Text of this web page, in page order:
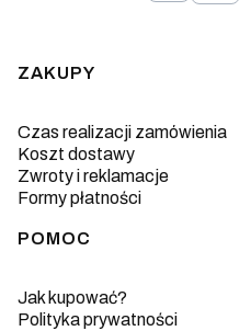
Linki w stopce
ZAKUPY
Czas realizacji zamówienia
Koszt dostawy
Zwroty i reklamacje
Formy płatności
POMOC
Jak kupować?
Polityka prywatności